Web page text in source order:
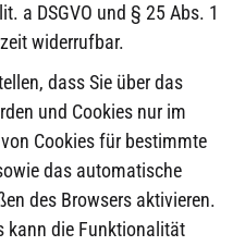
a DSGVO und § 25 Abs. 1
widerrufbar.
dass Sie über das
und Cookies nur im
Cookies für bestimmte
das automatische
des Browsers aktivieren.
kann die Funktionalität